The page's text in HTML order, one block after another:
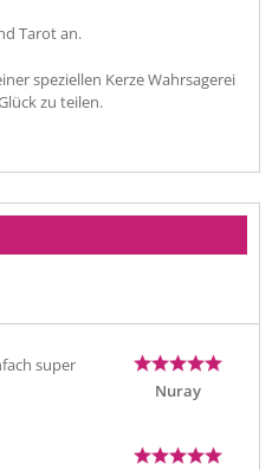
Tarot an.
speziellen Kerze Wahrsagerei
zu teilen.
super
Nuray